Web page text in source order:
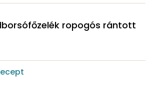
ropogós rántott